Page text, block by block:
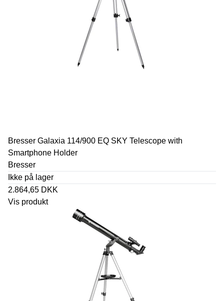
Bresser Galaxia 114/900 EQ SKY Telescope with
Smartphone Holder
Bresser
Ikke på lager
2.864,65 DKK
Vis produkt